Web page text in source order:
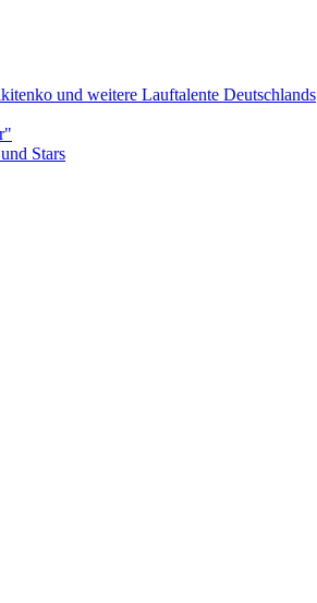
und weitere Lauftalente Deutschlands
Stars